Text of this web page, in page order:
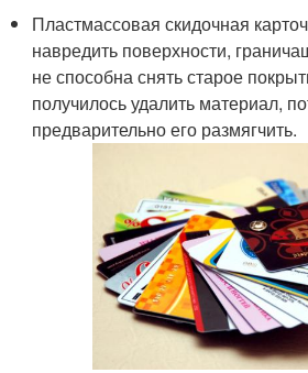
Пластмассовая скидочная
навредить поверхности,
не способна снять старое
получилось удалить материал,
предварительно его размягчить.